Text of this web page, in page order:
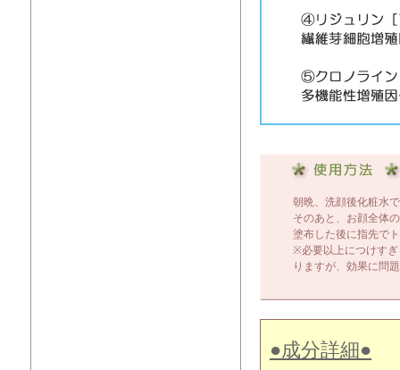
朝晩、洗顔後化粧水
そのあと、お顔全体
塗布した後に指先で
※必要以上につけす
りますが、効果に問
●成分詳細●